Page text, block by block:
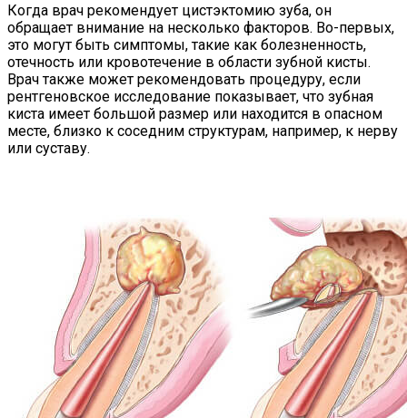
Когда врач рекомендует цистэктомию зуба, он
обращает внимание на несколько факторов. Во-первых,
это могут быть симптомы, такие как болезненность,
отечность или кровотечение в области зубной кисты.
Врач также может рекомендовать процедуру, если
рентгеновское исследование показывает, что зубная
киста имеет большой размер или находится в опасном
месте, близко к соседним структурам, например, к нерву
или суставу.